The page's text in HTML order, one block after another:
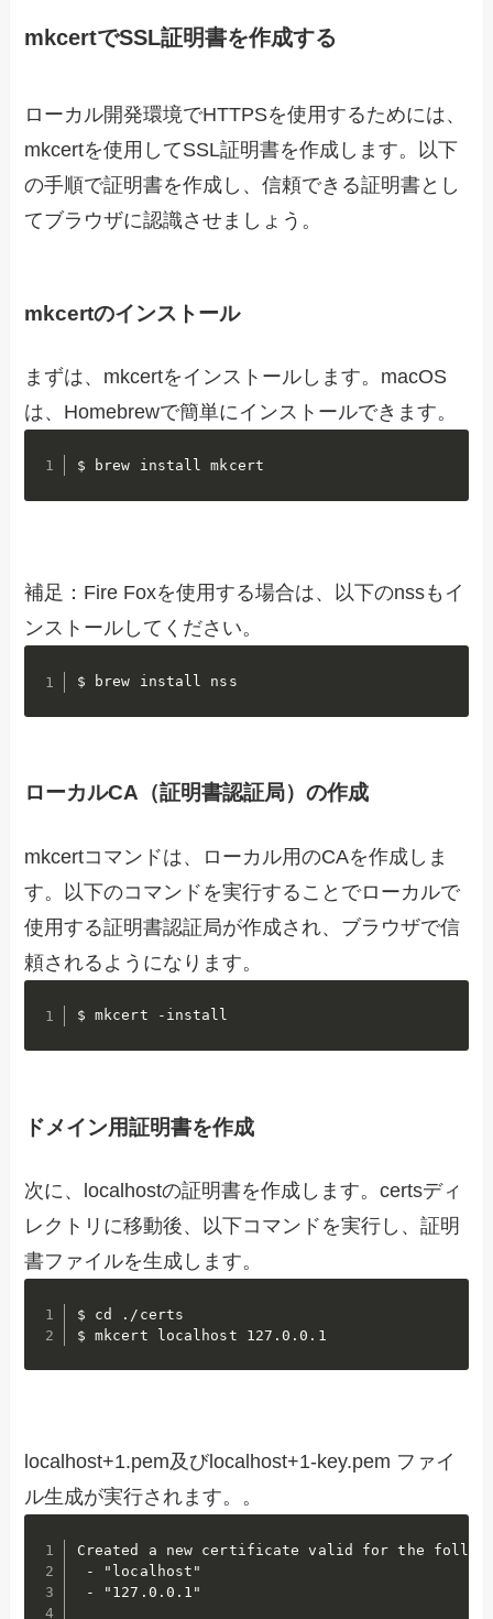
mkcertでSSL証明書を作成する
ローカル開発環境でHTTPSを使用するためには、
mkcertを使用してSSL証明書を作成します。以下
の手順で証明書を作成し、信頼できる証明書とし
てブラウザに認識させましょう。
mkcertのインストール
まずは、mkcertをインストールします。macOS
は、Homebrewで簡単にインストールできます。
$ brew install mkcert
補足：Fire Foxを使用する場合は、以下のnssもイ
ンストールしてください。
$ brew install nss
ローカルCA（証明書認証局）の作成
mkcertコマンドは、ローカル用のCAを作成しま
す。以下のコマンドを実行することでローカルで
使用する証明書認証局が作成され、ブラウザで信
頼されるようになります。
$ mkcert -install
ドメイン用証明書を作成
次に、localhostの証明書を作成します。certsディ
レクトリに移動後、以下コマンドを実行し、証明
書ファイルを生成します。
$ cd ./certs
$ mkcert localhost 127.0.0.1
localhost+1.pem及びlocalhost+1-key.pem ファイ
ル生成が実行されます。。
Created a new certificate valid for the
- "localhost"
- "127.0.0.1"